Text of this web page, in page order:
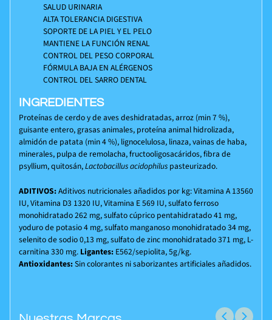
SALUD URINARIA
ALTA TOLERANCIA DIGESTIVA
SOPORTE DE LA PIEL Y EL PELO
MANTIENE LA FUNCIÓN RENAL
CONTROL DEL PESO CORPORAL
FÓRMULA BAJA EN ALÉRGENOS
CONTROL DEL SARRO DENTAL
INGREDIENTES
Proteínas de cerdo y de aves deshidratadas, arroz (min 7 %),
guisante entero, grasas animales, proteína animal hidrolizada,
almidón de patata (min 4 %), lignocelulosa, linaza, vainas de haba,
minerales, pulpa de remolacha, fructooligosacáridos, fibra de
psyllium, quitosán,Lactobacillus acidophiluspasteurizado.
ADITIVOS:Aditivos nutricionales añadidos por kg: Vitamina A 13560
IU, Vitamina D3 1320 IU, Vitamina E 569 IU, sulfato ferroso
monohidratado 262 mg, sulfato cúprico pentahidratado 41 mg,
yoduro de potasio 4 mg, sulfato manganoso monohidratado 34 mg,
selenito de sodio 0,13 mg, sulfato de zinc monohidratado 371 mg, L-
carnitina 330 mg. Ligantes: E562/sepiolita, 5g/kg.
Antioxidantes:Sin colorantes ni saborizantes artificiales añadidos.